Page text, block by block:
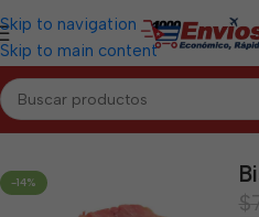
Skip to navigation
Skip to main content
Inicio/CIENFUEGOS/Cárnicos
-14%
$